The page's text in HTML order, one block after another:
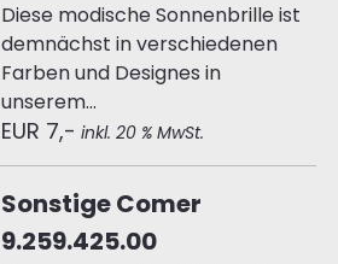
Diese modische Sonnenbrille ist
demnächst in verschiedenen
Farben und Designes in
unserem...
EUR 7,- inkl. 20 % MwSt.
Sonstige Comer
9.259.425.00